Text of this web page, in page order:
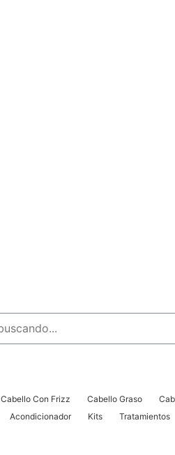
Cabello Con Frizz Cabello Graso
Acondicionador Kits Tratamientos